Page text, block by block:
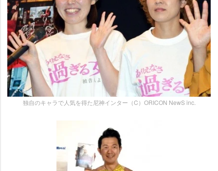
独自のキャラで人気を得た尼神インター（C）ORICON NewS inc.